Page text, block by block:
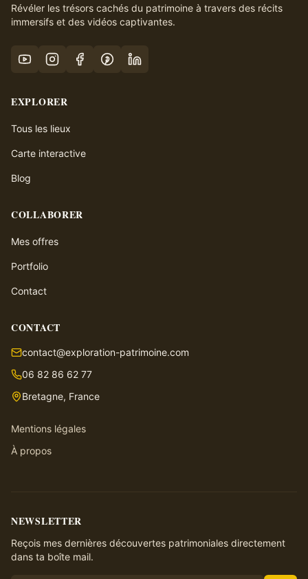
Révéler les trésors cachés du patrimoine à travers des récits
immersifs et des vidéos captivantes.
EXPLORER
Tous les lieux
Carte interactive
Blog
COLLABORER
Mes offres
Portfolio
Contact
CONTACT
contact@exploration-patrimoine.com
06 82 86 62 77
Bretagne, France
Mentions légales
À propos
NEWSLETTER
Reçois mes dernières découvertes patrimoniales directement
dans ta boîte mail.